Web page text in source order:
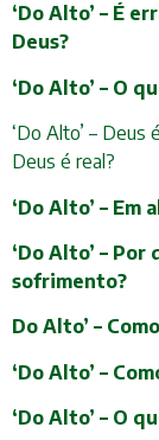
‘Do Alto’ – É
Deus?
‘Do Alto’ – O
‘Do Alto’ –
Deus é real?
‘Do Alto’ –
‘Do Alto’ –
sofrimento?
Do Alto’ –
‘Do Alto’ –
‘Do Alto’ – O